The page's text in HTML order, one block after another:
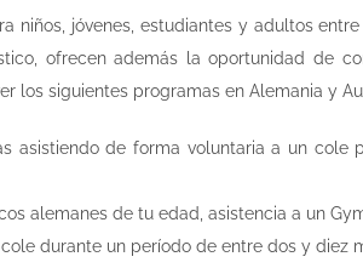
niños, jóvenes, estudiantes y adultos
ofrecen además la oportunidad de
los siguientes programas en Alemania y
asistiendo de forma voluntaria a un
alemanes de tu edad, asistencia a un
durante un período de entre dos y diez